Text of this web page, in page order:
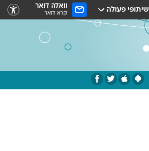
שיתופי פעולה וואלה דואר
קרא דואר